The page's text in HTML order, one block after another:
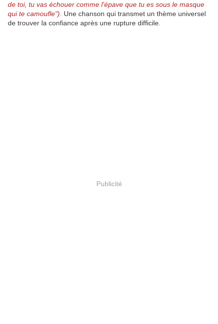
de toi, tu vas échouer comme l'épave que tu es sous le masque
qui te camoufle") . Une chanson qui transmet un thème universel
de trouver la confiance après une rupture difficile.
Publicité